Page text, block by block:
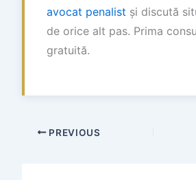
avocat penalist și discută
de orice alt pas. Prima
gratuită.
PREVIOUS